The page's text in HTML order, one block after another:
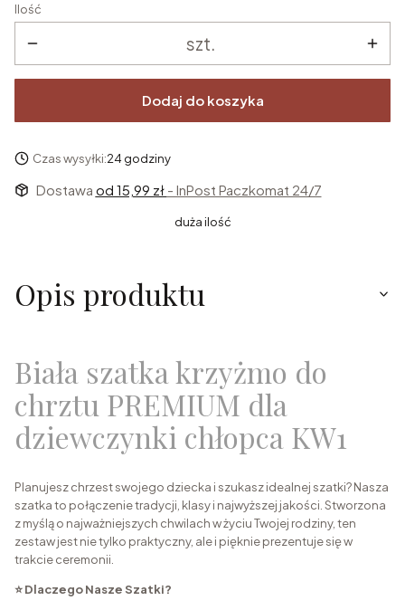
Ilość
szt.
Dodaj do koszyka
Czas wysyłki:24 godziny
Dostawa od 15,99 zł - InPost Paczkomat 24/7
duża ilość
Opis produktu
Biała szatka krzyżmo do
chrztu PREMIUM dla
dziewczynki chłopca KW1
Planujesz chrzest swojego dziecka i szukasz idealnej szatki? Nasza
szatka to połączenie tradycji, klasy i najwyższej jakości. Stworzona
z myślą o najważniejszych chwilach w życiu Twojej rodziny, ten
zestaw jest nie tylko praktyczny, ale i pięknie prezentuje się w
trakcie ceremonii.
⭐ Dlaczego Nasze Szatki?